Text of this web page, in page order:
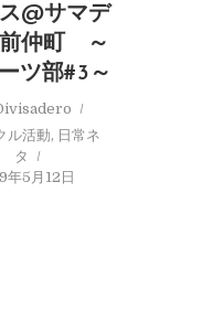
@サマデ
前仲町 ～
ツ部#3～
ル活動, 日常ネ
タ
年5月12日